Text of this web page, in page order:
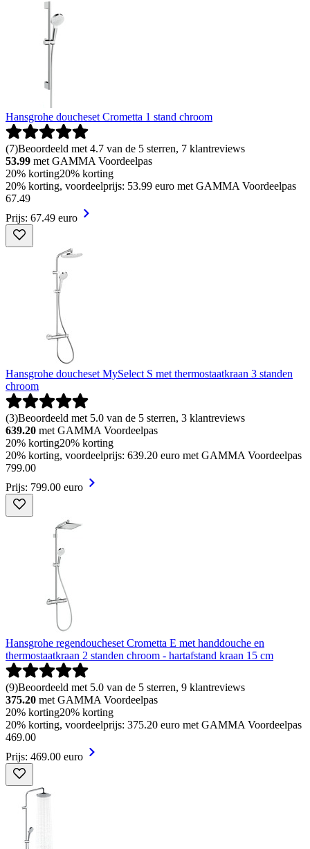
Hansgrohe doucheset Crometta 1 stand chroom
(7)Beoordeeld met 4.7 van de 5 sterren, 7 klantreviews
53.99 met GAMMA Voordeelpas
20% korting20% korting
20% korting, voordeelprijs: 53.99 euro met GAMMA Voordeelpas
67.49
Prijs: 67.49 euro
Hansgrohe doucheset MySelect S met thermostaatkraan 3 standen
chroom
(3)Beoordeeld met 5.0 van de 5 sterren, 3 klantreviews
639.20 met GAMMA Voordeelpas
20% korting20% korting
20% korting, voordeelprijs: 639.20 euro met GAMMA Voordeelpas
799.00
Prijs: 799.00 euro
Hansgrohe regendoucheset Crometta E met handdouche en
thermostaatkraan 2 standen chroom - hartafstand kraan 15 cm
(9)Beoordeeld met 5.0 van de 5 sterren, 9 klantreviews
375.20 met GAMMA Voordeelpas
20% korting20% korting
20% korting, voordeelprijs: 375.20 euro met GAMMA Voordeelpas
469.00
Prijs: 469.00 euro